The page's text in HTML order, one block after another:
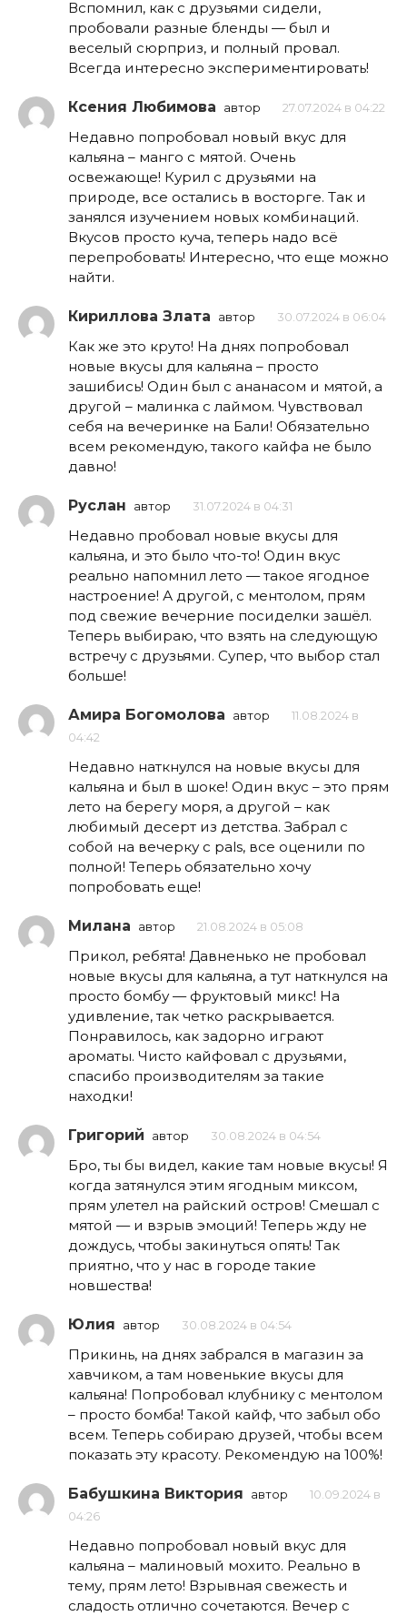
Вспомнил, как с друзьями сидели,
пробовали разные бленды — был и
веселый сюрприз, и полный провал.
Всегда интересно экспериментировать!
Ксения Любимова автор 27.07.2024 в 04:22
Недавно попробовал новый вкус для
кальяна – манго с мятой. Очень
освежающе! Курил с друзьями на
природе, все остались в восторге. Так и
занялся изучением новых комбинаций.
Вкусов просто куча, теперь надо всё
перепробовать! Интересно, что еще можно
найти.
Кириллова Злата автор 30.07.2024 в 06:04
Как же это круто! На днях попробовал
новые вкусы для кальяна – просто
зашибись! Один был с ананасом и мятой, а
другой – малинка с лаймом. Чувствовал
себя на вечеринке на Бали! Обязательно
всем рекомендую, такого кайфа не было
давно!
Руслан автор 31.07.2024 в 04:31
Недавно пробовал новые вкусы для
кальяна, и это было что-то! Один вкус
реально напомнил лето — такое ягодное
настроение! А другой, с ментолом, прям
под свежие вечерние посиделки зашёл.
Теперь выбираю, что взять на следующую
встречу с друзьями. Супер, что выбор стал
больше!
Амира Богомолова автор
11.08.2024 в
04:42
Недавно наткнулся на новые вкусы для
кальяна и был в шоке! Один вкус – это прям
лето на берегу моря, а другой – как
любимый десерт из детства. Забрал с
собой на вечерку с pals, все оценили по
полной! Теперь обязательно хочу
попробовать еще!
Милана автор 21.08.2024 в 05:08
Прикол, ребята! Давненько не пробовал
новые вкусы для кальяна, а тут наткнулся на
просто бомбу — фруктовый микс! На
удивление, так четко раскрывается.
Понравилось, как задорно играют
ароматы. Чисто кайфовал с друзьями,
спасибо производителям за такие
находки!
Григорий автор 30.08.2024 в 04:54
Бро, ты бы видел, какие там новые вкусы! Я
когда затянулся этим ягодным миксом,
прям улетел на райский остров! Смешал с
мятой — и взрыв эмоций! Теперь жду не
дождусь, чтобы закинуться опять! Так
приятно, что у нас в городе такие
новшества!
Юлия автор 30.08.2024 в 04:54
Прикинь, на днях забрался в магазин за
хавчиком, а там новенькие вкусы для
кальяна! Попробовал клубнику с ментолом
– просто бомба! Такой кайф, что забыл обо
всем. Теперь собираю друзей, чтобы всем
показать эту красоту. Рекомендую на 100%!
Бабушкина Виктория автор
10.09.2024 в
04:26
Недавно попробовал новый вкус для
кальяна – малиновый мохито. Реально в
тему, прям лето! Взрывная свежесть и
сладость отлично сочетаются. Вечер с